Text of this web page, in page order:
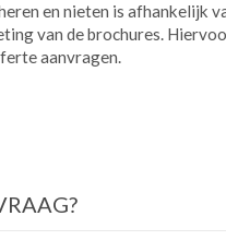
en nieten is afhankelijk
van de brochures.
aanvragen.